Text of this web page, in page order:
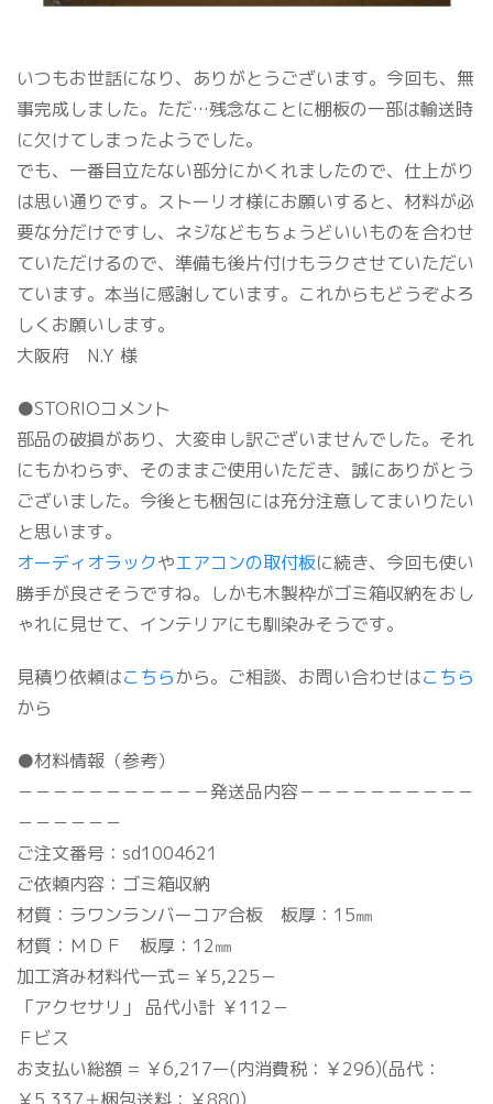
いつもお世話になり、ありがとうございます。今回も、無
事完成しました。ただ…残念なことに棚板の一部は輸送時
に欠けてしまったようでした。
でも、一番目立たない部分にかくれましたので、仕上がり
は思い通りです。ストーリオ様にお願いすると、材料が必
要な分だけですし、ネジなどもちょうどいいものを合わせ
ていただけるので、準備も後片付けもラクさせていただい
ています。本当に感謝しています。これからもどうぞよろ
しくお願いします。
大阪府 N.Y 様
●STORIOコメント
部品の破損があり、大変申し訳ございませんでした。それ
にもかわらず、そのままご使用いただき、誠にありがとう
ございました。今後とも梱包には充分注意してまいりたい
と思います。
オーディオラックやエアコンの取付板に続き、今回も使い
勝手が良さそうですね。しかも木製枠がゴミ箱収納をおし
ゃれに見せて、インテリアにも馴染みそうです。
見積り依頼はこちらから。ご相談、お問い合わせはこちら
から
●材料情報（参考）
－－－－－－－－－－－発送品内容－－－－－－－－－－
－－－－－－
ご注文番号：sd1004621
ご依頼内容：ゴミ箱収納
材質：ラワンランバーコア合板 板厚：15㎜
材質：ＭＤＦ 板厚：12㎜
加工済み材料代一式＝￥5,225－
「アクセサリ」 品代小計 ￥112－
Ｆビス
お支払い総額 = ￥6,217ー(内消費税：￥296)(品代：